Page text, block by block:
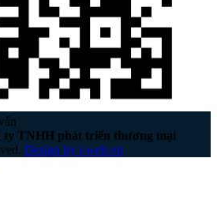
ty TNHH phát triển thương mại
Design by i-web.vn